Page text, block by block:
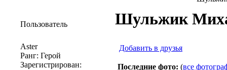
Пользователь Шульжик
Aster
Ранг: Герой
Зарегистрирован:
Добавить в друзья
Последние фото: (все